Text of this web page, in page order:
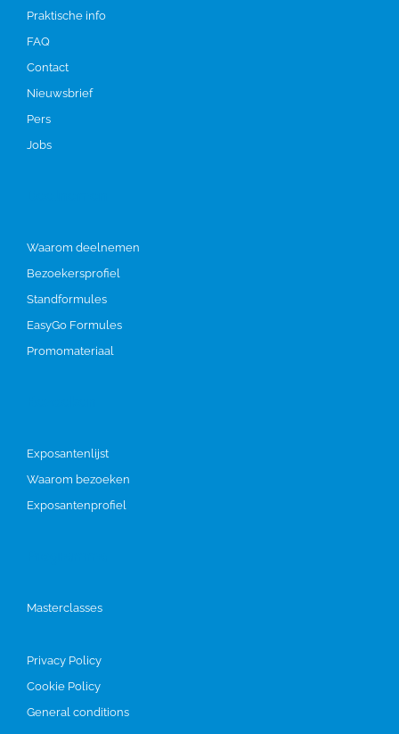
Praktische info
FAQ
Contact
Nieuwsbrief
Pers
Jobs
Waarom deelnemen
Bezoekersprofiel
Standformules
EasyGo Formules
Promomateriaal
Exposantenlijst
Waarom bezoeken
Exposantenprofiel
Masterclasses
Privacy Policy
Cookie Policy
General conditions